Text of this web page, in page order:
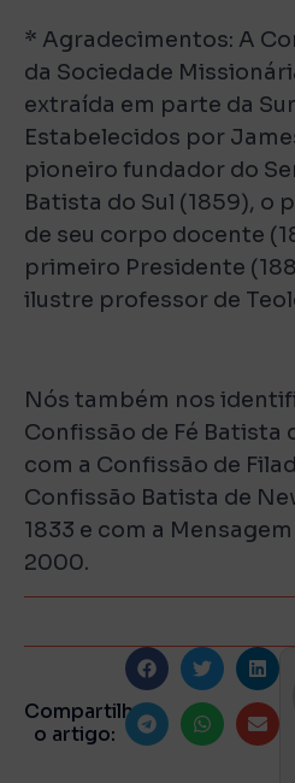
* Agradecimentos: A
da Sociedade
extraída em parte da
Estabelecidos por
pioneiro fundador do
Batista do Sul (1859), o
de seu corpo docente
primeiro Presidente
ilustre professor de
Nós também nos
Confissão de Fé Batista
com a Confissão de
Confissão Batista de
1833 e com a
2000.
Compartilhe
o artigo: